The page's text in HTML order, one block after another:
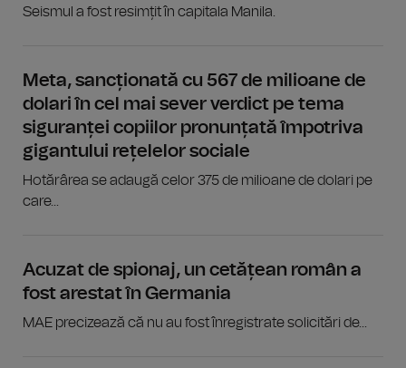
Seismul a fost resimțit în capitala Manila.
Meta, sancționată cu 567 de milioane de
dolari în cel mai sever verdict pe tema
siguranței copiilor pronunțată împotriva
gigantului rețelelor sociale
Hotărârea se adaugă celor 375 de milioane de dolari pe
care...
Acuzat de spionaj, un cetățean român a
fost arestat în Germania
MAE precizează că nu au fost înregistrate solicitări de...